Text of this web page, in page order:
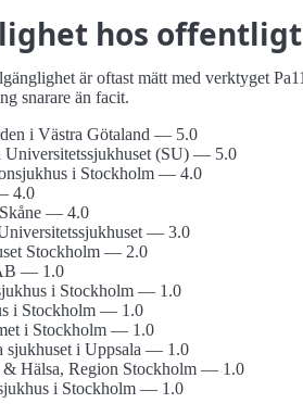
hos
är oftast mätt med verktyget
snarare än facit.
i Västra Götaland — 5.0
Universitets­sjukhuset (SU) — 5.0
i Stockholm — 4.0
4.0
— 4.0
— 3.0
Stockholm — 2.0
— 1.0
i Stockholm — 1.0
i Stockholm — 1.0
i Stockholm — 1.0
sjukhuset i Uppsala — 1.0
Hälsa, Region Stockholm — 1.0
i Stockholm — 1.0